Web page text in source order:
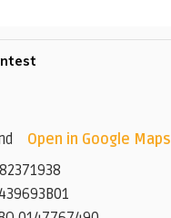
Open in Google Maps